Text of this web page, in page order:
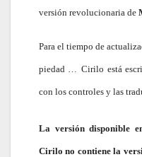
versión revolucionaria de
Para el tiempo de
piedad … Cirilo está
con los controles y las
La versión disponible
Cirilo no contiene la